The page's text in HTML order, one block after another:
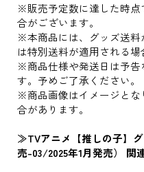
※販売予定数に達した時点
合がございます。
※本商品には、グッズ送料
は特別送料が適用される場
※商品仕様や発送日は予告
す。予めご了承ください。
※商品画像はイメージとな
合があります。
≫TVアニメ【推しの子】グ
売-03/2025年1月発売） 関